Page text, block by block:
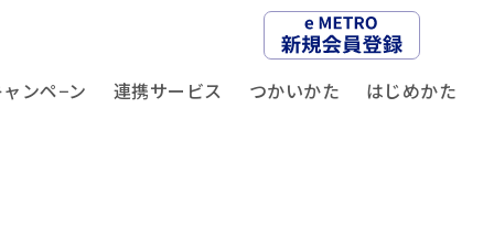
ンペ−ン 連携サービス つかいかた はじめかた